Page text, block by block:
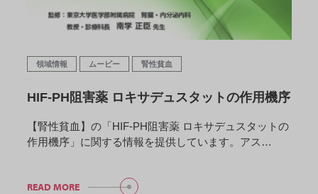
領域情報 ムービー 腎性貧血
HIF-PH阻害薬 ロキサデュスタットの作用機序
【腎性貧血】の「HIF-PH阻害薬 ロキサデュスタットの
作用機序」に関する情報を提供しています。アス…
READ MORE